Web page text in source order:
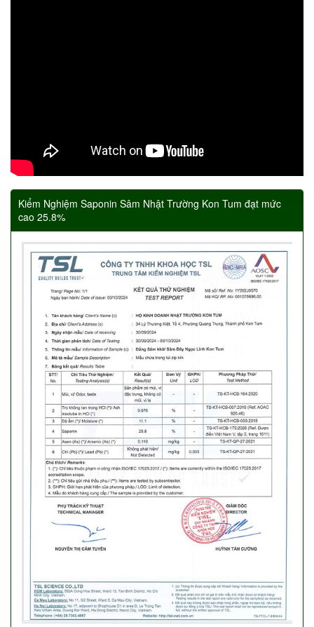
Kiểm Nghiệm Saponin Sâm Nhật Trường Kon Tum đạt mức
cao 25.8%